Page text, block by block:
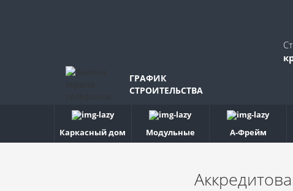
ГРАФИК
СТРОИТЕЛЬСТВА
Каркасный дом Модульные А-Фрейм